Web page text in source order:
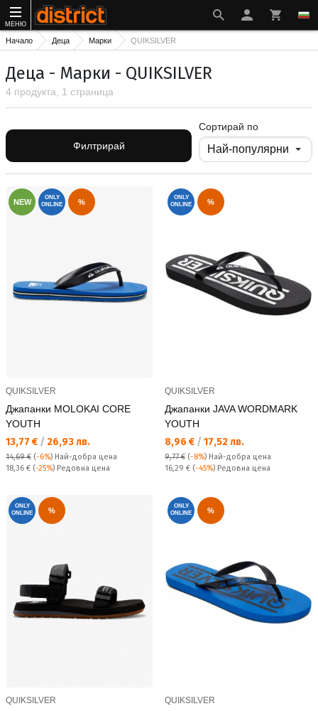
МЕНЮ
Начало Деца Марки QUIKSILVER
Деца - Марки - QUIKSILVER
4 продукта, 1 страница
Филтрирай
Сортирай по
NEW
ONLY
ONLINE
%
QUIKSILVER
Джапанки MOLOKAI CORE
YOUTH
Текуща цена:
13,77 € / 26,93 лв.
14,69 € (-6%) Най-добра цена
Редовна цена:
18,36 € (-25%) Редовна цена
ONLY
ONLINE
%
QUIKSILVER
Джапанки JAVA WORDMARK
YOUTH
Текуща цена:
8,96 € / 17,52 лв.
9,77 € (-8%) Най-добра цена
Редовна цена:
16,29 € (-45%) Редовна цена
ONLY
ONLINE
%
QUIKSILVER
ONLY
ONLINE
%
QUIKSILVER